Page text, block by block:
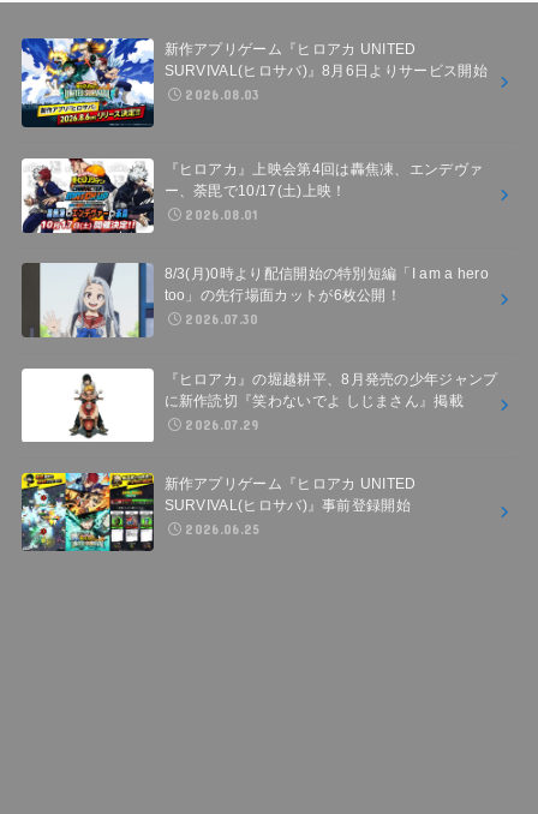
新作アプリゲーム『ヒロアカ UNITED
SURVIVAL(ヒロサバ)』8月6日よりサービス開始
2026.08.03
『ヒロアカ』上映会第4回は轟焦凍、エンデヴァ
ー、荼毘で10/17(土)上映！
2026.08.01
8/3(月)0時より配信開始の特別短編「I am a hero
too」の先行場面カットが6枚公開！
2026.07.30
『ヒロアカ』の堀越耕平、8月発売の少年ジャンプ
に新作読切『笑わないでよ しじまさん』掲載
2026.07.29
新作アプリゲーム『ヒロアカ UNITED
SURVIVAL(ヒロサバ)』事前登録開始
2026.06.25